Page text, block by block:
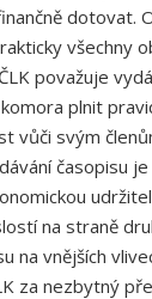
dotovat.
všechny
považuje
plnit
vůči svým
časopisu
na straně
na vnějších
za nezbytný